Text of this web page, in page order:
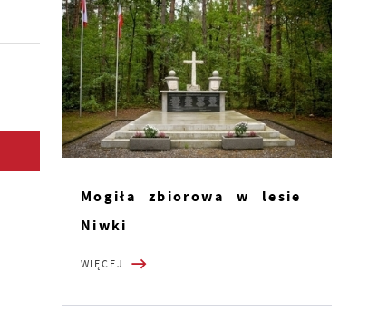
Mogiła zbiorowa w lesie
Niwki
WIĘCEJ